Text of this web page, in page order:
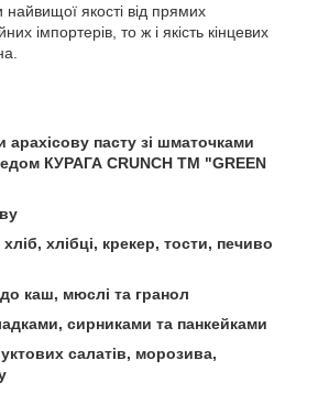
найвищої якості від прямих
імпортерів, то ж і якість кінцевих
пасту зі шматочками
КУРАГА CRUNCH ТМ "GREEN
хлібці, крекер, тости, печиво
каш, мюслі та гранол
сирниками та панкейками
салатів, морозива,